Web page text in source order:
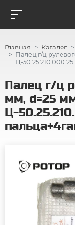
Главная Каталог
Палец г/ц
Ц-
Палец г/ц
мм, d=25
Ц-